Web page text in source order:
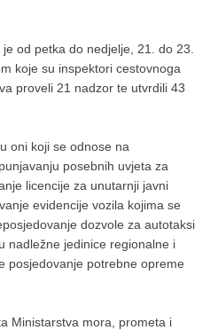
od petka do nedjelje, 21. do 23.
koje su inspektori cestovnoga
proveli 21 nadzor te utvrdili 43
oni koji se odnose na
posebnih uvjeta za
licencije za unutarnji javni
evidencije vozila kojima se
dozvole za autotaksi
nadležne jedinice regionalne i
posjedovanje potrebne opreme
Ministarstva mora, prometa i